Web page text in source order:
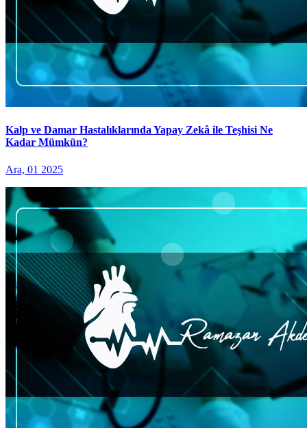
Kalp ve Damar Hastalıklarında Yapay Zekâ ile Teşhisi Ne
Kadar Mümkün?
Ara, 01 2025